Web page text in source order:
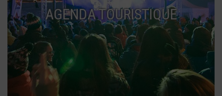
AGENDA TOURISTIQUE